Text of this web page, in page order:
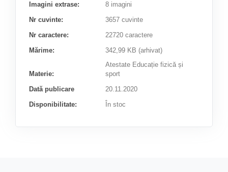
Imagini extrase:
8 imagini
Nr cuvinte:
3657 cuvinte
Nr caractere:
22720 caractere
Mărime:
342,99 KB (arhivat)
Materie:
Atestate Educație fizică și
sport
Dată publicare
20.11.2020
Disponibilitate:
În stoc